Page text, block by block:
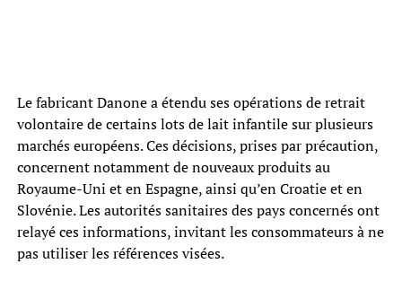
Le fabricant Danone a étendu ses opérations de retrait
volontaire de certains lots de lait infantile sur plusieurs
marchés européens. Ces décisions, prises par précaution,
concernent notamment de nouveaux produits au
Royaume-Uni et en Espagne, ainsi qu’en Croatie et en
Slovénie. Les autorités sanitaires des pays concernés ont
relayé ces informations, invitant les consommateurs à ne
pas utiliser les références visées.